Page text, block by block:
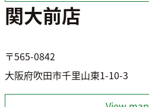
関大前店
〒565-0842
大阪府吹田市千里山東1-10-3